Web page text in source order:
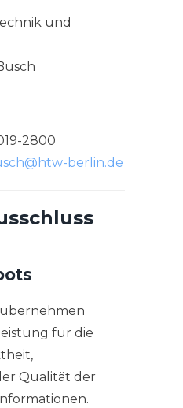
und
2800
berlin.de
für die
Qualität der